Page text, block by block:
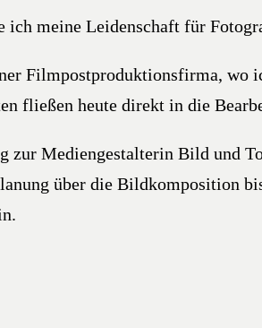
meine Leidenschaft für
Filmpostproduktionsfirma,
fließen heute direkt in die
Mediengestalterin Bild und
über die Bildkomposition